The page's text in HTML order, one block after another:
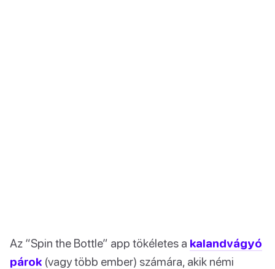
Az “Spin the Bottle” app tökéletes a kalandvágyó
párok (vagy több ember) számára, akik némi